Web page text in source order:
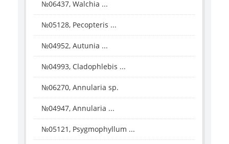
№06437, Walchia ...
№05128, Pecopteris ...
№04952, Autunia ...
№04993, Cladophlebis ...
№06270, Annularia sp.
№04947, Annularia ...
№05121, Psygmophyllum ...